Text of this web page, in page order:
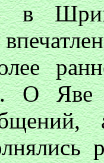
и в
О Яве